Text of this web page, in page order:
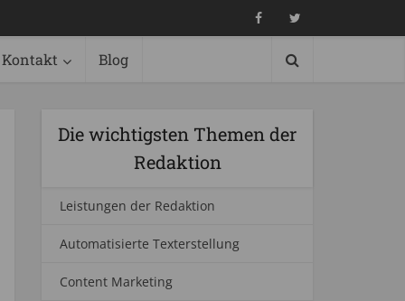
Kontakt Blog
Die wichtigsten Themen der
Redaktion
Leistungen der Redaktion
Automatisierte Texterstellung
Content Marketing